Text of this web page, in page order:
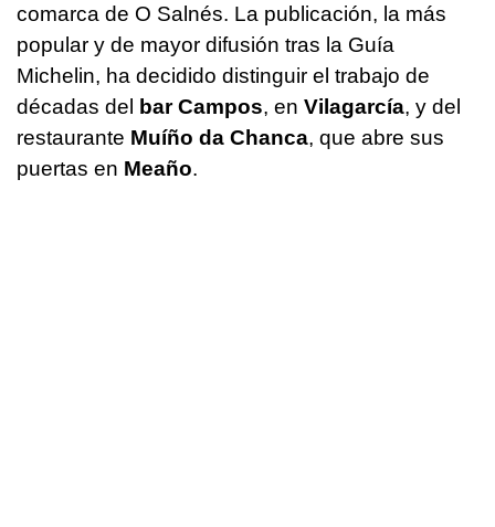
comarca de O Salnés. La publicación, la más
popular y de mayor difusión tras la Guía
Michelin, ha decidido distinguir el trabajo de
décadas del bar Campos, en Vilagarcía, y del
restaurante Muíño da Chanca, que abre sus
puertas en Meaño.